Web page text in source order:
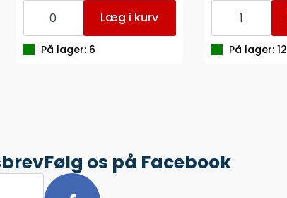
INDTÆGTBILAG
148
MM
Læg i kurv
På lager: 6
GRAFISK
DAGS
DATO
14,8X8,5CM
M/KOPI
På lager: 12
Følg os på Facebook